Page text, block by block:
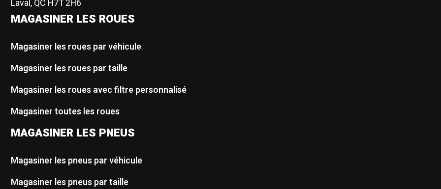
Laval, QC H7T 2H6
MAGASINER LES ROUES
Magasiner les roues par véhicule
Magasiner les roues par taille
Magasiner les roues avec filtre personnalisé
Magasiner toutes les roues
MAGASINER LES PNEUS
Magasiner les pneus par véhicule
Magasiner les pneus par taille